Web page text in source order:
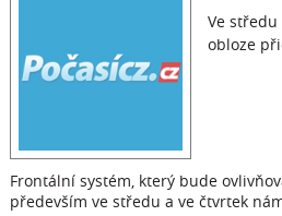
Ve středu
obloze
Frontální systém, který bude
především ve středu a ve čtvrtek